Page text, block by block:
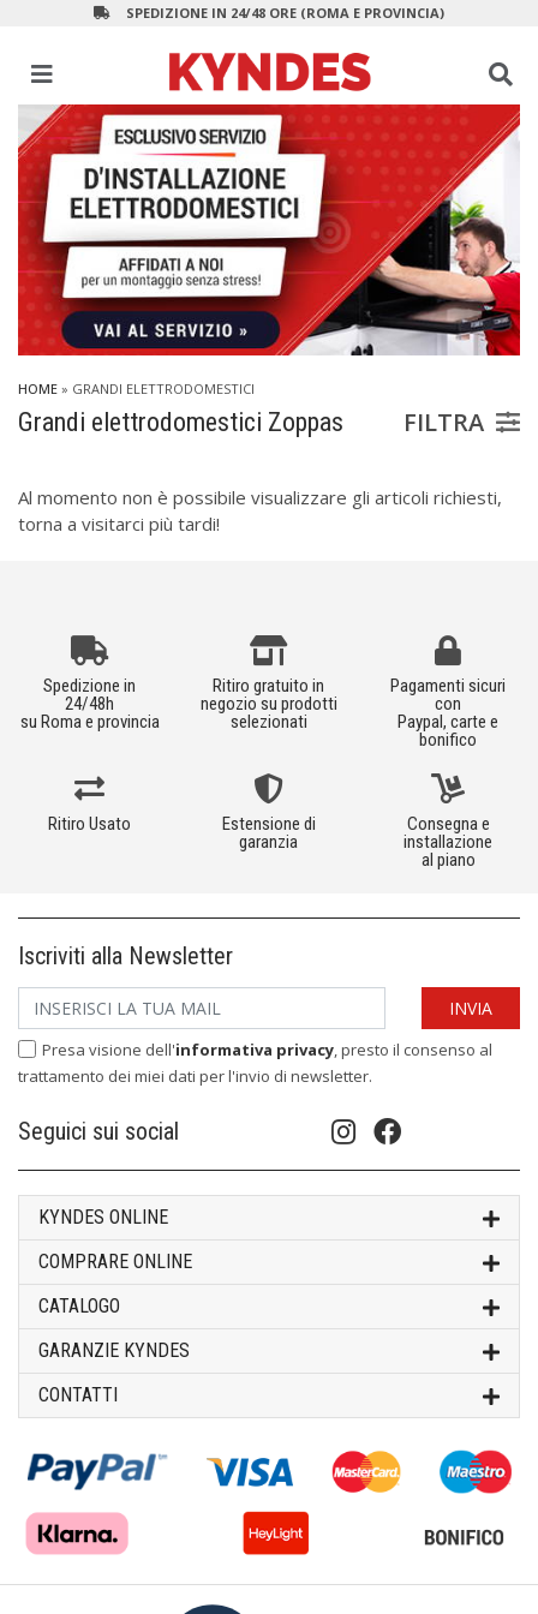
SPEDIZIONE IN 24/48 ORE (ROMA E PROVINCIA)
HOME » GRANDI ELETTRODOMESTICI
Grandi elettrodomestici Zoppas FILTRA
Al momento non è possibile visualizzare gli articoli richiesti,
torna a visitarci più tardi!
Spedizione in
24/48h
su Roma e provincia
Ritiro gratuito in
negozio su prodotti
selezionati
Pagamenti sicuri
con
Paypal, carte e
bonifico
Ritiro Usato
Estensione di
garanzia
Consegna e
installazione
al piano
Iscriviti alla Newsletter
Presa visione dell'informativa privacy, presto il consenso al
trattamento dei miei dati per l'invio di newsletter.
Seguici sui social
KYNDES ONLINE
COMPRARE ONLINE
CATALOGO
GARANZIE KYNDES
CONTATTI